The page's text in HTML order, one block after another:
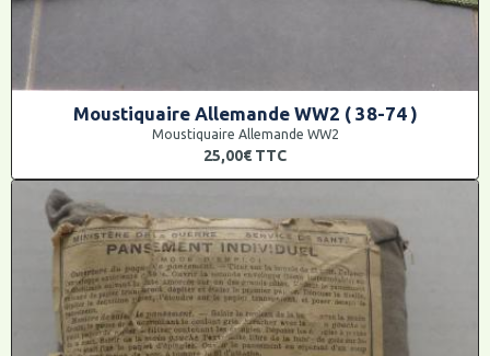
Moustiquaire Allemande WW2 ( 38-74 )
Moustiquaire Allemande WW2
25,00€ TTC